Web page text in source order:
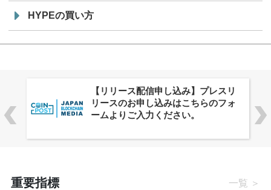
HYPEの買い方
株式会社PlnX、アジア最大級のグロ
ーバルWeb3カンファレンス
「WebX2026」とのコラボレーショ
重要指標 一覧